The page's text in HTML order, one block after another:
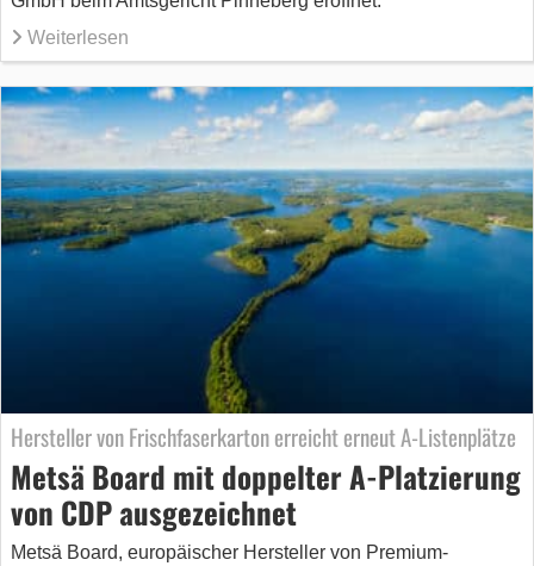
Weiterlesen
Hersteller von Frischfaserkarton erreicht erneut A-Listenplätze
Metsä Board mit doppelter A-Platzierung
von CDP ausgezeichnet
Metsä Board, europäischer Hersteller von Premium-